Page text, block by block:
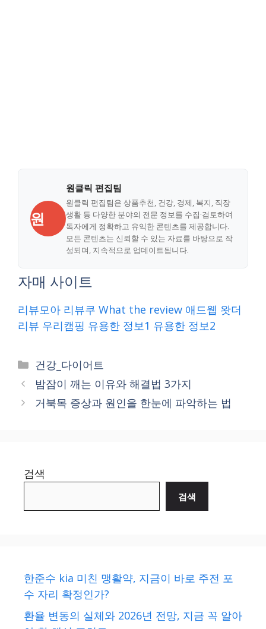
원
원클릭 편집팀
원클릭 편집팀은 상품추천, 건강, 경제, 복지, 직장
생활 등 다양한 분야의 전문 정보를 수집·검토하여
독자에게 정확하고 유익한 콘텐츠를 제공합니다.
모든 콘텐츠는 신뢰할 수 있는 자료를 바탕으로 작
성되며, 지속적으로 업데이트됩니다.
자매 사이트
리뷰모아 리뷰쿠 What the review 애드웹 왓더
리뷰 우리캠핑 유용한 정보1 유용한 정보2
Categories
건강_다이어트
밤잠이 깨는 이유와 해결법 3가지
거북목 증상과 원인을 한눈에 파악하는 법
검색
검색
한준수 kia 미친 맹활약, 지금이 바로 주전 포
수 자리 확정인가?
환율 변동의 실체와 2026년 전망, 지금 꼭 알아